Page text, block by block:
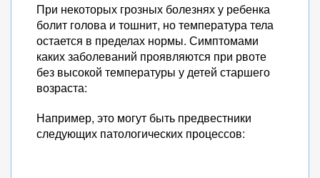
При некоторых грозных болезнях у ребенка
болит голова и тошнит, но температура тела
остается в пределах нормы. Симптомами
каких заболеваний проявляются при рвоте
без высокой температуры у детей старшего
возраста:
Например, это могут быть предвестники
следующих патологических процессов: